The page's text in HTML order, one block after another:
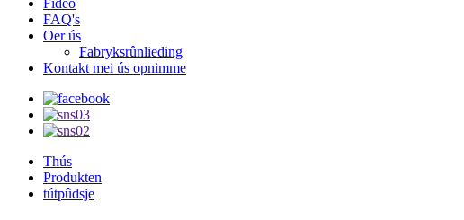
Fideo
FAQ's
Oer ús
Fabryksrûnlieding
Kontakt mei ús opnimme
Thús
Produkten
tútpûdsje